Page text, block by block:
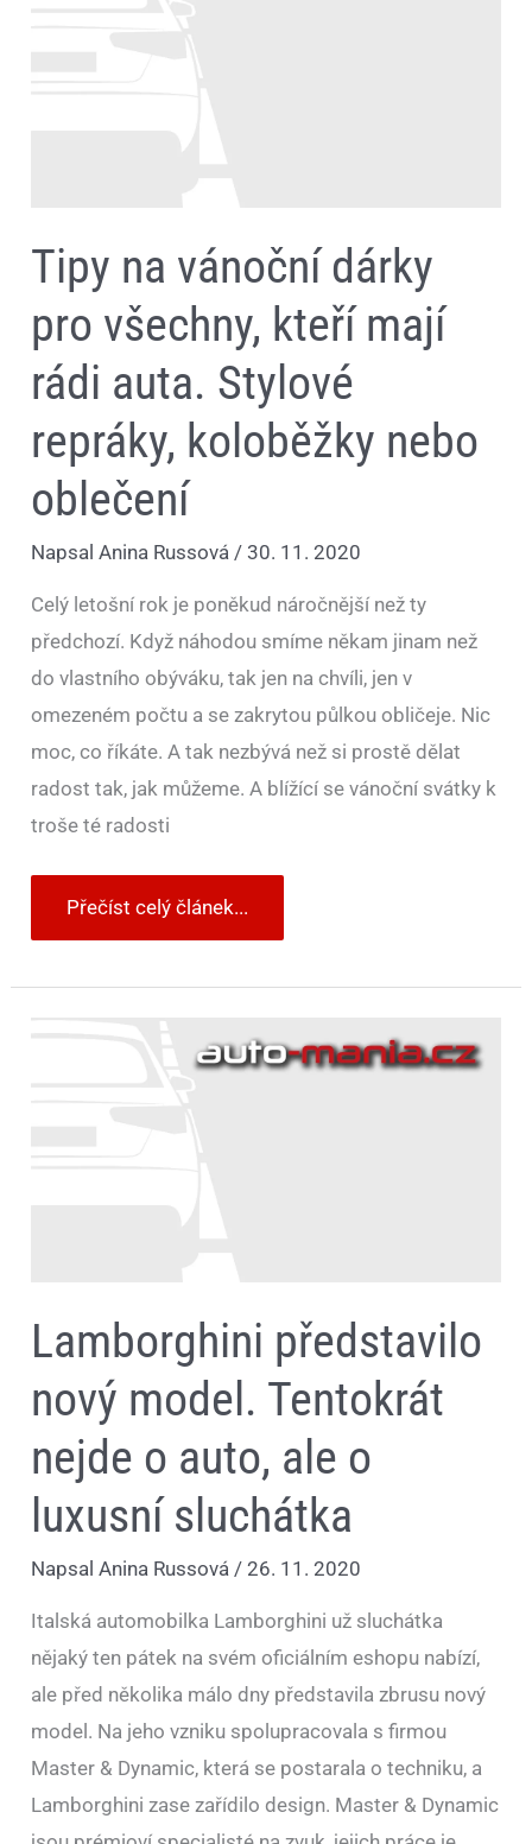
Tipy na vánoční dárky
pro všechny, kteří mají
rádi auta. Stylové
repráky, koloběžky nebo
oblečení
NapsalAnina Russová/30. 11. 2020
Celý letošní rok je poněkud náročnější než ty
předchozí. Když náhodou smíme někam jinam než
do vlastního obýváku, tak jen na chvíli, jen v
omezeném počtu a se zakrytou půlkou obličeje. Nic
moc, co říkáte. A tak nezbývá než si prostě dělat
radost tak, jak můžeme. A blížící se vánoční svátky k
troše té radosti
všechny,
Přečíst celý článek...
Lamborghini představilo
nový model. Tentokrát
nejde o auto, ale o
luxusní sluchátka
NapsalAnina Russová/26. 11. 2020
Italská automobilka Lamborghini už sluchátka
nějaký ten pátek na svém oficiálním eshopu nabízí,
ale před několika málo dny představila zbrusu nový
model. Na jeho vzniku spolupracovala s firmou
Master & Dynamic, která se postarala o techniku, a
Lamborghini zase zařídilo design. Master & Dynamic
představilo